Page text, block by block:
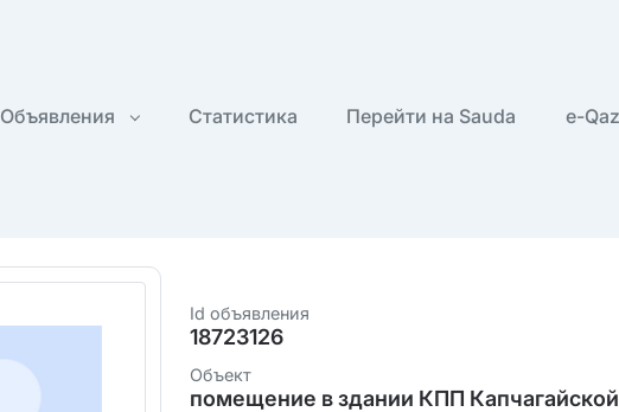
Объявления Статистика Перейти на Sauda e-
Id объявления
18723126
Объект
помещение в здании КПП